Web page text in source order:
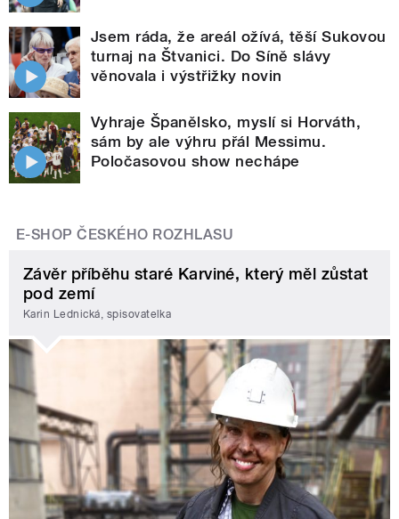
Jsem ráda, že areál ožívá, těší Sukovou
turnaj na Štvanici. Do Síně slávy
věnovala i výstřižky novin
Vyhraje Španělsko, myslí si Horváth,
sám by ale výhru přál Messimu.
Poločasovou show nechápe
E-SHOP ČESKÉHO ROZHLASU
Závěr příběhu staré Karviné, který měl zůstat
pod zemí
Karin Lednická, spisovatelka